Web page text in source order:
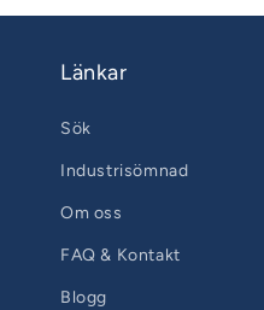
Länkar
Sök
Industrisömnad
Om oss
FAQ & Kontakt
Blogg